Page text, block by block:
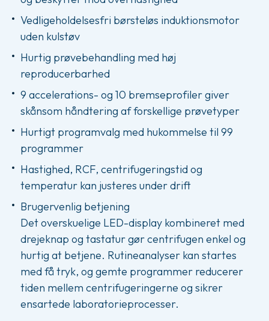
Vedligeholdelsesfri børsteløs induktionsmotor
uden kulstøv
Hurtig prøvebehandling med høj
reproducerbarhed
9 accelerations- og 10 bremseprofiler giver
skånsom håndtering af forskellige prøvetyper
Hurtigt programvalg med hukommelse til 99
programmer
Hastighed, RCF, centrifugeringstid og
temperatur kan justeres under drift
Brugervenlig betjening
Det overskuelige LED-display kombineret med
drejeknap og tastatur gør centrifugen enkel og
hurtig at betjene. Rutineanalyser kan startes
med få tryk, og gemte programmer reducerer
tiden mellem centrifugeringerne og sikrer
ensartede laboratorieprocesser.